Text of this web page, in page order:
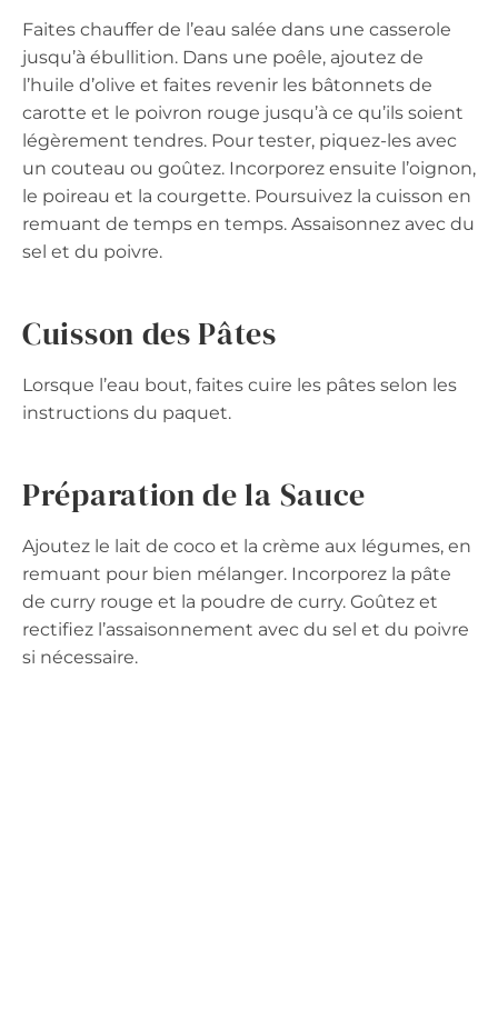
Faites chauffer de l’eau salée dans une casserole
jusqu’à ébullition. Dans une poêle, ajoutez de
l’huile d’olive et faites revenir les bâtonnets de
carotte et le poivron rouge jusqu’à ce qu’ils soient
légèrement tendres. Pour tester, piquez-les avec
un couteau ou goûtez. Incorporez ensuite l’oignon,
le poireau et la courgette. Poursuivez la cuisson en
remuant de temps en temps. Assaisonnez avec du
sel et du poivre.
Cuisson des Pâtes
Lorsque l’eau bout, faites cuire les pâtes selon les
instructions du paquet.
Préparation de la Sauce
Ajoutez le lait de coco et la crème aux légumes, en
remuant pour bien mélanger. Incorporez la pâte
de curry rouge et la poudre de curry. Goûtez et
rectifiez l’assaisonnement avec du sel et du poivre
si nécessaire.